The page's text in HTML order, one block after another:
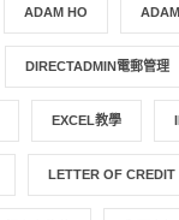
ADAM HO
DIRECTADMIN電郵管理
EXCEL教學
LETTER OF CREDIT